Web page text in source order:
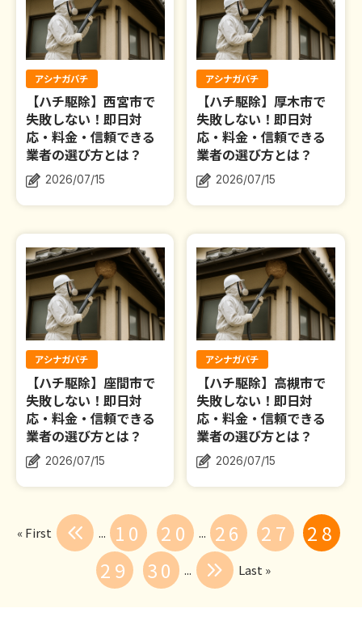
アシナガバチ
【ハチ駆除】西宮市で
失敗しない！即日対
応・料金・信頼できる
業者の選び方とは？
2026/07/15
アシナガバチ
【ハチ駆除】厚木市で
失敗しない！即日対
応・料金・信頼できる
業者の選び方とは？
2026/07/15
アシナガバチ
【ハチ駆除】座間市で
失敗しない！即日対
応・料金・信頼できる
業者の選び方とは？
2026/07/15
アシナガバチ
【ハチ駆除】高槻市で
失敗しない！即日対
応・料金・信頼できる
業者の選び方とは？
2026/07/15
« First ... 10 20 ... 26 27
28
29
30 ... Last »